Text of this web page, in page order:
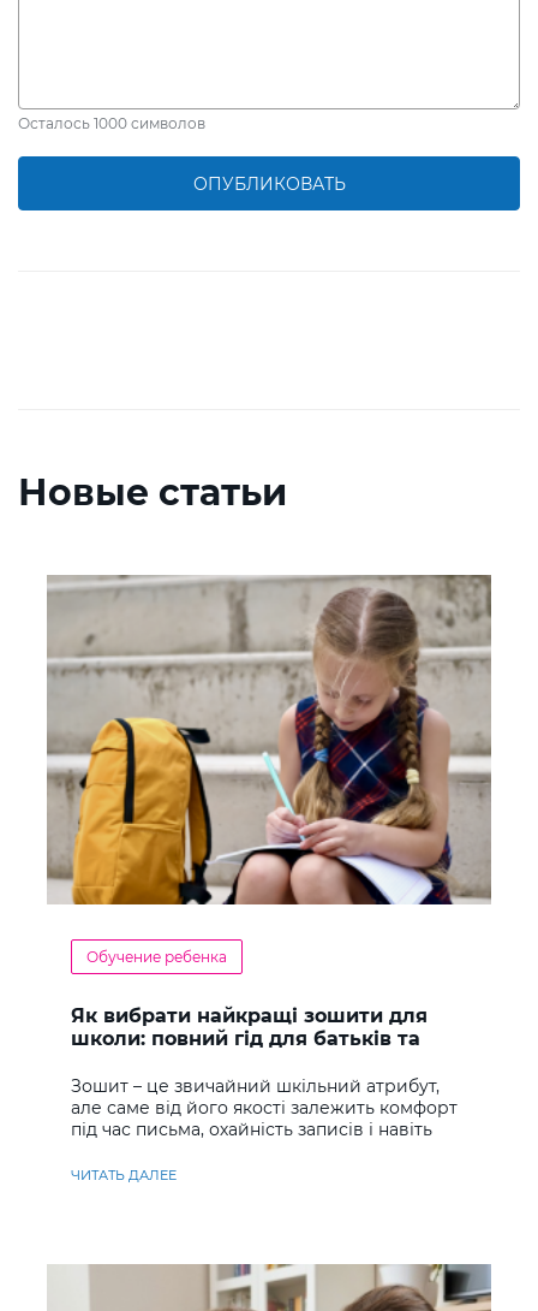
Осталось 1000 символов
ОПУБЛИКОВАТЬ
Новые статьи
Обучение ребенка
Як вибрати найкращі зошити для
школи: повний гід для батьків та
Зошит – це звичайний шкільний атрибут,
але саме від його якості залежить комфорт
під час письма, охайність записів і навіть
ЧИТАТЬ ДАЛЕЕ